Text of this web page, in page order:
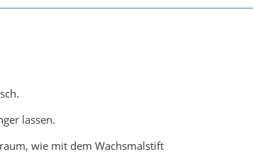
lassen.
wie mit dem Wachsmalstift